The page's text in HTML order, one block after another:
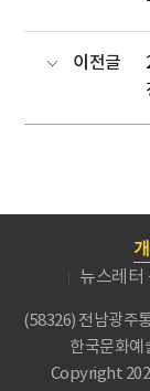
이전글
뉴스레터
(58326) 전남광주
한국문화예
Copyright